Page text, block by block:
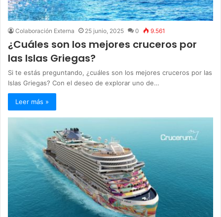
Colaboración Externa 25 junio, 2025 0 9.561
¿Cuáles son los mejores cruceros por
las Islas Griegas?
Si te estás preguntando, ¿cuáles son los mejores cruceros por las
Islas Griegas? Con el deseo de explorar uno de…
Leer más »